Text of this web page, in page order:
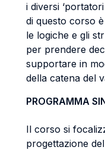
i diversi
di questo corso
le logiche e gli
per prendere
supportare in
della catena del
PROGRAMMA
Il corso si
progettazione